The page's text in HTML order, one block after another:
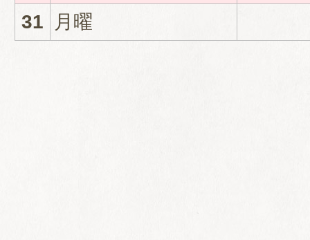
31 月曜